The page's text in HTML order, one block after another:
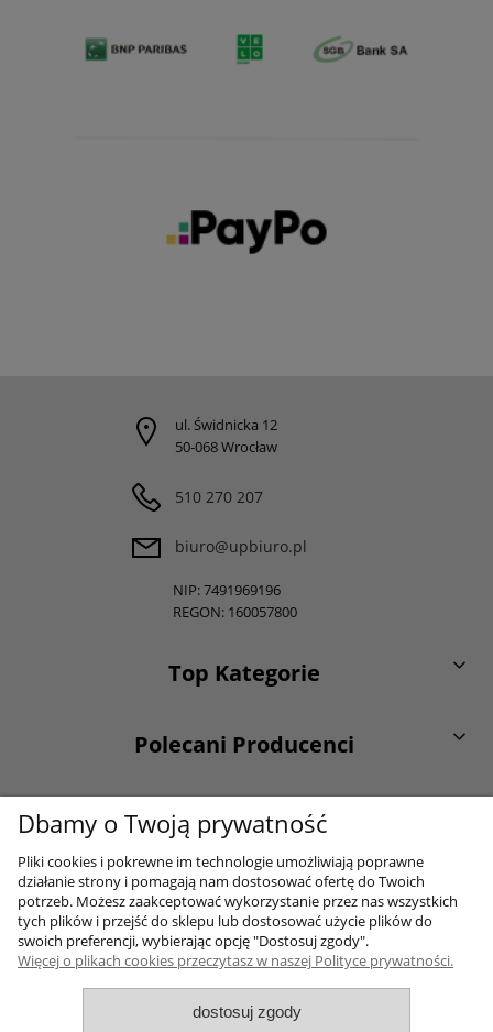
ul. Świdnicka 12
50-068 Wrocław
510 270 207
biuro@upbiuro.pl
NIP: 7491969196
REGON: 160057800
Top Kategorie
Polecani Producenci
O firmie
Moje konto
Sklep internetowy Shoper.pl
2017-2026 Wszelkie prawa zastrzezone
Dbamy o Twoją prywatność
Pliki cookies i pokrewne im technologie umożliwiają poprawne
działanie strony i pomagają nam dostosować ofertę do Twoich
potrzeb. Możesz zaakceptować wykorzystanie przez nas wszystkich
tych plików i przejść do sklepu lub dostosować użycie plików do
swoich preferencji, wybierając opcję "Dostosuj zgody".
Więcej o plikach cookies przeczytasz w naszej Polityce prywatności.
dostosuj zgody